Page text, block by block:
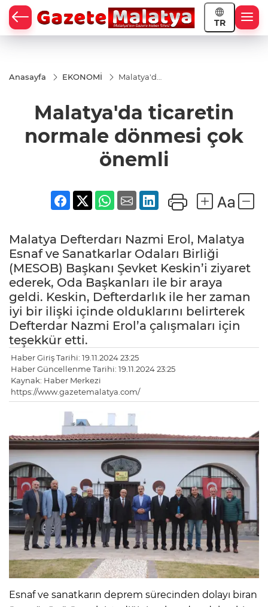
TR
Anasayfa EKONOMİ
Malatya'da
dönmesi
çok
Malatya'da ticaretin
normale dönmesi çok
önemli
Malatya Defterdarı Nazmi Erol, Malatya
Esnaf ve Sanatkarlar Odaları Birliği
(MESOB) Başkanı Şevket Keskin’i ziyaret
ederek, Oda Başkanları ile bir araya
geldi. Keskin, Defterdarlık ile her zaman
iyi bir ilişki içinde olduklarını belirterek
Defterdar Nazmi Erol’a çalışmaları için
teşekkür etti.
Haber Giriş Tarihi: 19.11.2024 23:25
Haber Güncellenme Tarihi: 19.11.2024 23:25
Kaynak: Haber Merkezi
https://www.gazetemalatya.com/
Esnaf ve sanatkarın deprem sürecinden dolayı biran